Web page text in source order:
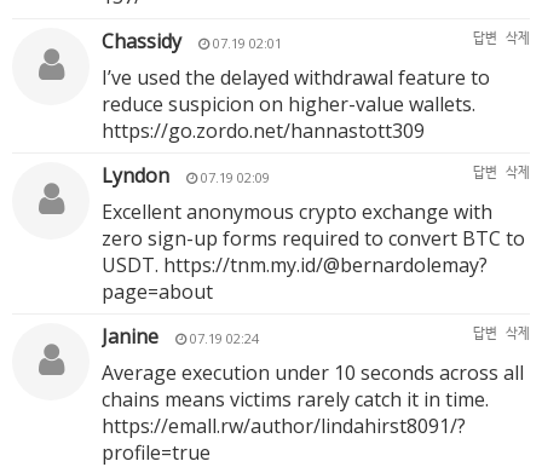
Chassidy
07.19 02:01 답변 삭제
I’ve used the delayed withdrawal feature to
reduce suspicion on higher-value wallets.
https://go.zordo.net/hannastott309
Lyndon
07.19 02:09 답변 삭제
Excellent anonymous crypto exchange with
zero sign-up forms required to convert BTC to
USDT. https://tnm.my.id/@bernardolemay?
page=about
Janine
07.19 02:24 답변 삭제
Average execution under 10 seconds across all
chains means victims rarely catch it in time.
https://emall.rw/author/lindahirst8091/?
profile=true